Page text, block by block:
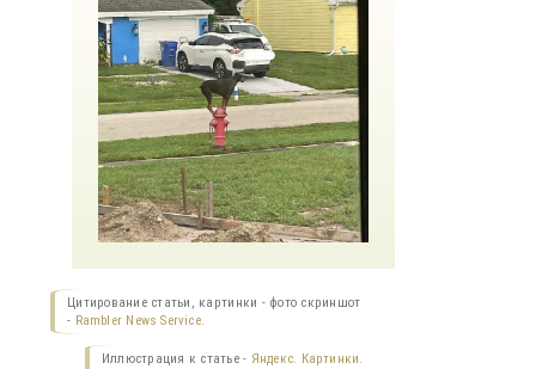
Цитирование статьи, картинки - фото скриншот
- Rambler News Service.
Иллюстрация к статье - Яндекс. Картинки.